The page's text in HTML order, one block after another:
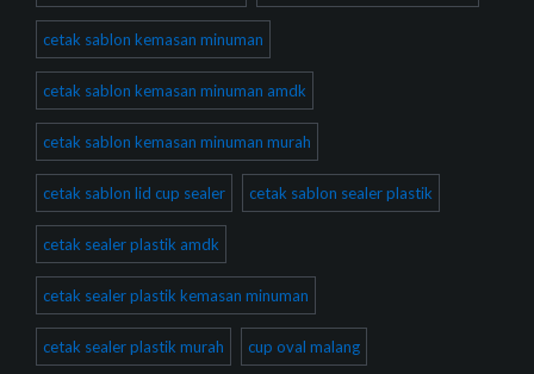
cetak sablon kemasan minuman
cetak sablon kemasan minuman amdk
cetak sablon kemasan minuman murah
cetak sablon lid cup sealer cetak sablon sealer plastik
cetak sealer plastik amdk
cetak sealer plastik kemasan minuman
cetak sealer plastik murah cup oval malang